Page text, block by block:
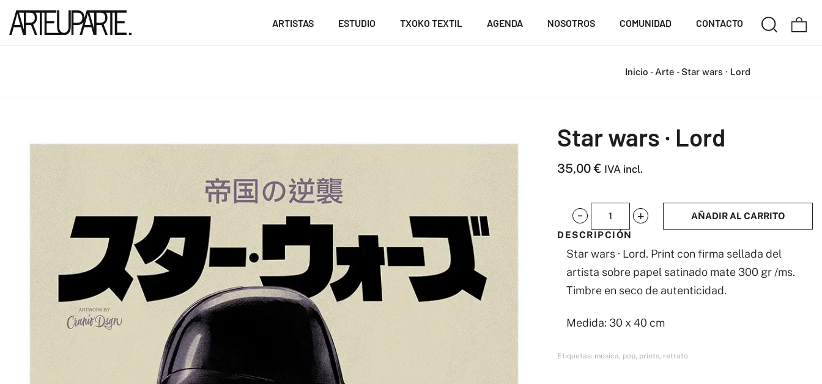
ARTISTAS ESTUDIO TXOKO TEXTIL AGENDA NOSOTROS COMUNIDAD CONTACTO
Inicio - Arte - Star wars · Lord
Star wars · Lord
35,00€ IVA incl.
Star
wars
·
Lord
cantidad
AÑADIR AL CARRITO
DESCRIPCIÓN
Star wars · Lord. Print con firma sellada del
artista sobre papel satinado mate 300 gr /ms.
Timbre en seco de autenticidad.
Medida: 30 x 40 cm
Etiquetas: música, pop, prints, retrato